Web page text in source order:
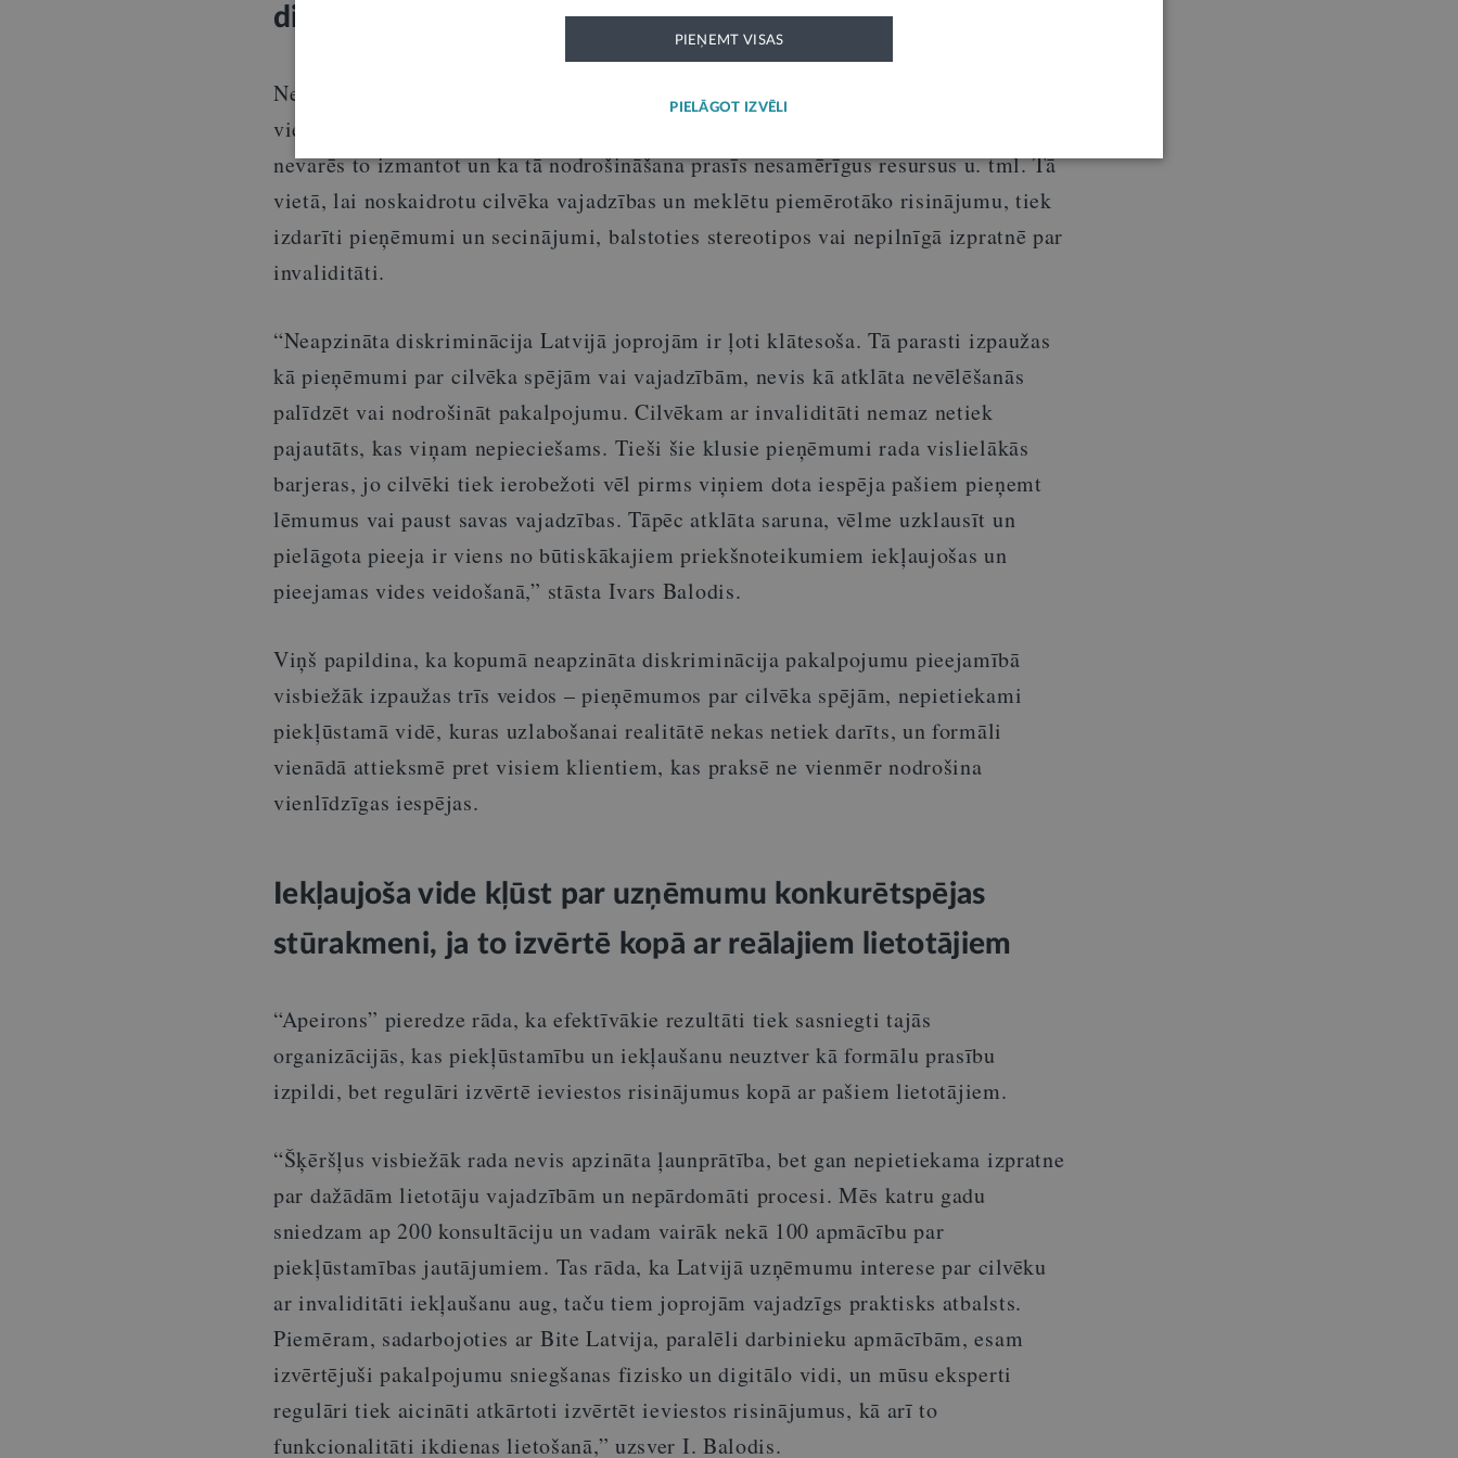
diskrimināciju
Nereti pakalpojumu sniedzējs jau iepriekš pieņem lēmumu cilvēku ar invaliditāti
vietā – pieņem, ka konkrētais pakalpojums viņam nebūs nepieciešams, vai viņš
nevarēs to izmantot un ka tā nodrošināšana prasīs nesamērīgus resursus u. tml. Tā
vietā, lai noskaidrotu cilvēka vajadzības un meklētu piemērotāko risinājumu, tiek
izdarīti pieņēmumi un secinājumi, balstoties stereotipos vai nepilnīgā izpratnē par
invaliditāti.
“Neapzināta diskriminācija Latvijā joprojām ir ļoti klātesoša. Tā parasti izpaužas
kā pieņēmumi par cilvēka spējām vai vajadzībām, nevis kā atklāta nevēlēšanās
palīdzēt vai nodrošināt pakalpojumu. Cilvēkam ar invaliditāti nemaz netiek
pajautāts, kas viņam nepieciešams. Tieši šie klusie pieņēmumi rada vislielākās
barjeras, jo cilvēki tiek ierobežoti vēl pirms viņiem dota iespēja pašiem pieņemt
lēmumus vai paust savas vajadzības. Tāpēc atklāta saruna, vēlme uzklausīt un
pielāgota pieeja ir viens no būtiskākajiem priekšnoteikumiem iekļaujošas un
pieejamas vides veidošanā,” stāsta Ivars Balodis.
Viņš papildina, ka kopumā neapzināta diskriminācija pakalpojumu pieejamībā
visbiežāk izpaužas trīs veidos – pieņēmumos par cilvēka spējām, nepietiekami
piekļūstamā vidē, kuras uzlabošanai realitātē nekas netiek darīts, un formāli
vienādā attieksmē pret visiem klientiem, kas praksē ne vienmēr nodrošina
vienlīdzīgas iespējas.
Iekļaujoša vide kļūst par uzņēmumu konkurētspējas
stūrakmeni, ja to izvērtē kopā ar reālajiem lietotājiem
“Apeirons” pieredze rāda, ka efektīvākie rezultāti tiek sasniegti tajās
organizācijās, kas piekļūstamību un iekļaušanu neuztver kā formālu prasību
izpildi, bet regulāri izvērtē ieviestos risinājumus kopā ar pašiem lietotājiem.
“Šķēršļus visbiežāk rada nevis apzināta ļaunprātība, bet gan nepietiekama izpratne
par dažādām lietotāju vajadzībām un nepārdomāti procesi. Mēs katru gadu
sniedzam ap 200 konsultāciju un vadam vairāk nekā 100 apmācību par
piekļūstamības jautājumiem. Tas rāda, ka Latvijā uzņēmumu interese par cilvēku
ar invaliditāti iekļaušanu aug, taču tiem joprojām vajadzīgs praktisks atbalsts.
Piemēram, sadarbojoties ar Bite Latvija, paralēli darbinieku apmācībām, esam
izvērtējuši pakalpojumu sniegšanas fizisko un digitālo vidi, un mūsu eksperti
regulāri tiek aicināti atkārtoti izvērtēt ieviestos risinājumus, kā arī to
funkcionalitāti ikdienas lietošanā,” uzsver I. Balodis.
PIEŅEMT VISAS
PIELĀGOT IZVĒLI